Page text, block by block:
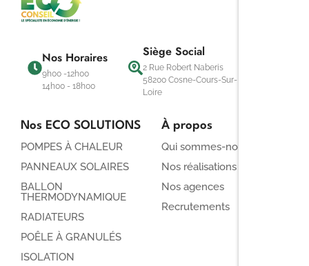
Nos Horaires
9h00 -12h00
14h00 - 18h00
Siège Social
2 Rue Robert Naberis
58200 Cosne-Cours-Sur-
Loire
Nos ECO SOLUTIONS
POMPES À CHALEUR
PANNEAUX SOLAIRES
BALLON
THERMODYNAMIQUE
RADIATEURS
POÊLE À GRANULÉS
ISOLATION
À propos
Qui sommes-nous ?
Nos réalisations
Nos agences
Recrutements